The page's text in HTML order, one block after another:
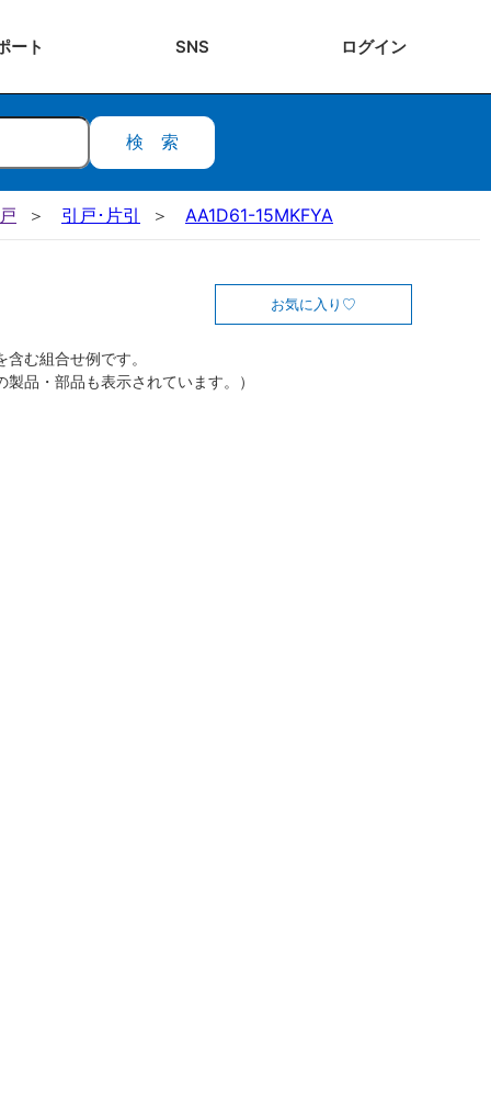
ート SNS ログイン
検索
引戸･片引 AA1D61-15MKFYA
お気に入り
む組合せ例です。
製品・部品も表示されています。）